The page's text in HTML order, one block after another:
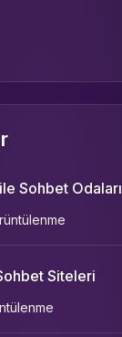
Sohbet Odaları
Siteleri